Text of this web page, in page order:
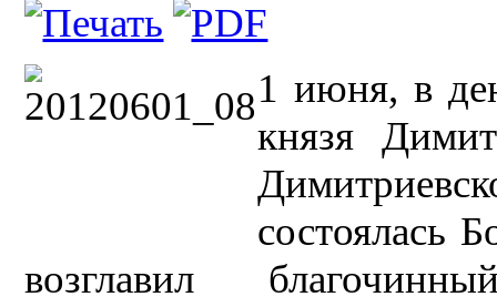
1 июня, в
князя
состоялась
возглавил